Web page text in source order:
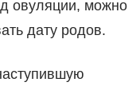
овуляции, можно
дату родов.